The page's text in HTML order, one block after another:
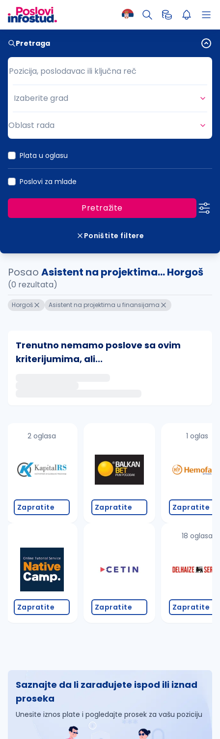
Pretraga
Pozicija, poslodavac ili ključna reč
Pozicija, poslodavac ili ključna reč
Grad
Izaberite grad
Oblast rada
Plata u oglasu
Poslovi za mlade
Pretražite
Poništite filtere
Posao Asistent na projektima... Horgoš
(0 rezultata)
Horgoš Asistent na projektima u finansijama
Trenutno nemamo poslove sa ovim
kriterijumima, ali...
Takođe možete da:
proverite pravopisne greške (koristite č, ć, š, đ,
promenite odabrane filtere pretrage
2 oglasa
Zapratite
Zapratite
Zapratite
Zapratite
1 oglas
Zapratite
18 oglasa
Zapratite
Saznajte da li zarađujete ispod ili iznad
proseka
Unesite iznos plate i pogledajte prosek za vašu poziciju